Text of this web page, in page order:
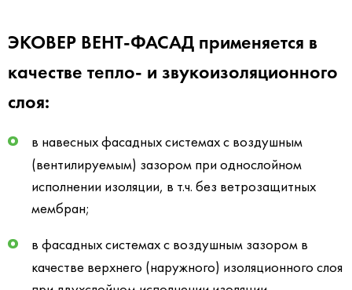
ЭКОВЕР ВЕНТ-ФАСАД применяется в
качестве тепло- и звукоизоляционного
слоя:
в навесных фасадных системах с воздушным
(вентилируемым) зазором при однослойном
исполнении изоляции, в т.ч. без ветрозащитных
мембран;
в фасадных системах с воздушным зазором в
качестве верхнего (наружного) изоляционного слоя